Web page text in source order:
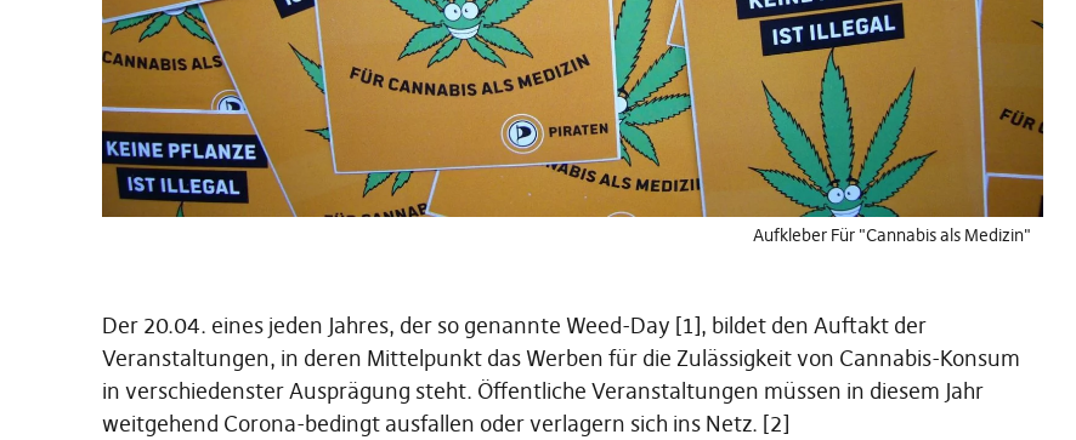
Aufkleber Für "Cannabis als Medizin"
Der 20.04. eines jeden Jahres, der so genannte Weed-Day [1], bildet den Auftakt der
Veranstaltungen, in deren Mittelpunkt das Werben für die Zulässigkeit von Cannabis-Konsum
in verschiedenster Ausprägung steht. Öffentliche Veranstaltungen müssen in diesem Jahr
weitgehend Corona-bedingt ausfallen oder verlagern sich ins Netz. [2]